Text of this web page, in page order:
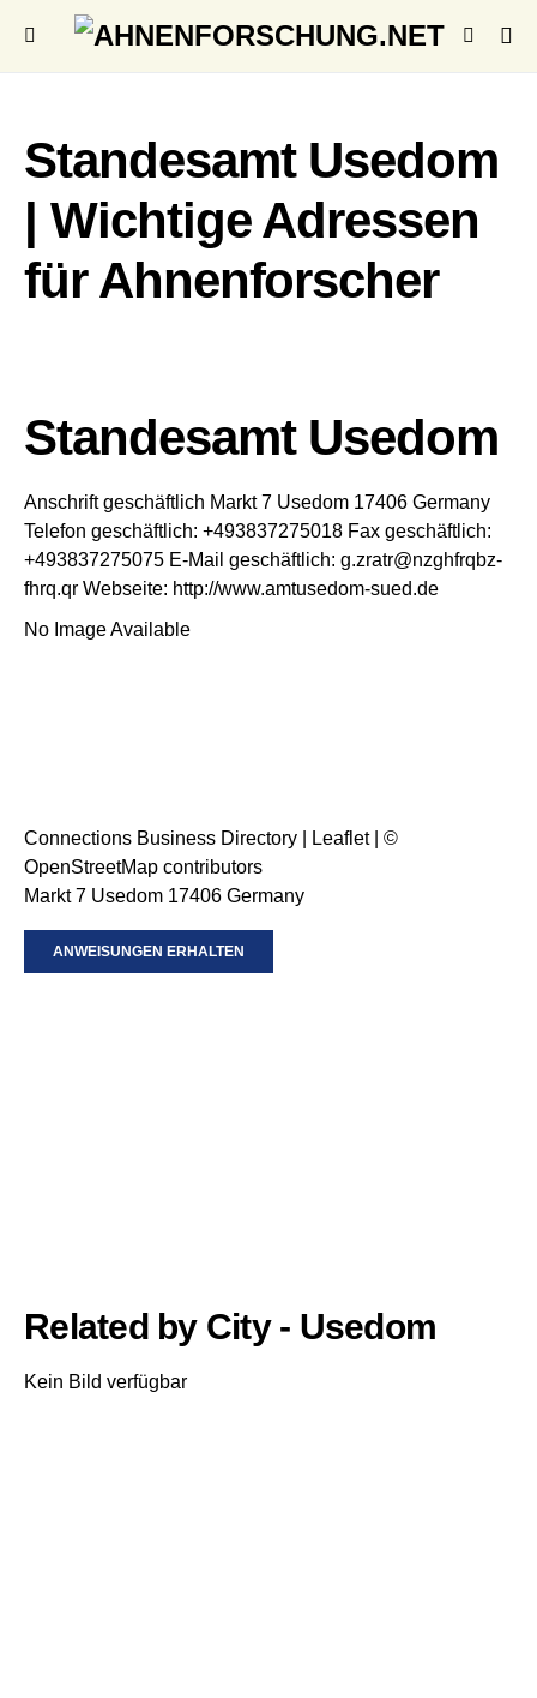
Standesamt Usedom
| Wichtige Adressen
für Ahnenforscher
Standesamt Usedom
Anschrift geschäftlich Markt 7 Usedom 17406 Germany
Telefon geschäftlich: +493837275018 Fax geschäftlich:
+493837275075 E-Mail geschäftlich: g.zratr@nzghfrqbz-
fhrq.qr Webseite: http://www.amtusedom-sued.de
No Image Available
Connections Business Directory Leaflet| ©
OpenStreetMap contributors
Markt 7 Usedom 17406 Germany
ANWEISUNGEN ERHALTEN
Related by City - Usedom
Kein Bild verfügbar